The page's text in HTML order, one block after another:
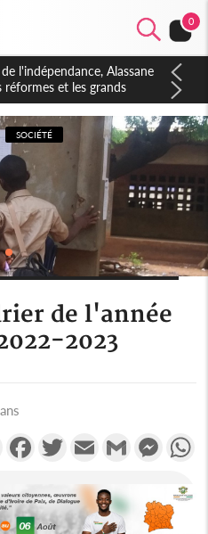
0
Oury Bah admire le modèle
accélérer le développement
SOCIÉTÉ
de l'année
2023
PartagerFacebookTwitterEmail Gmail